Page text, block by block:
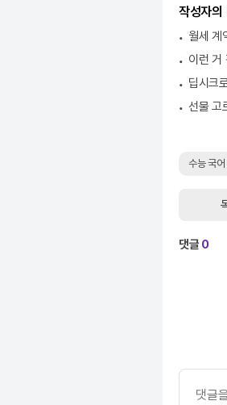
작성자의
월세 계
이런 거
딥시크
선물 고
수능 국
댓글0